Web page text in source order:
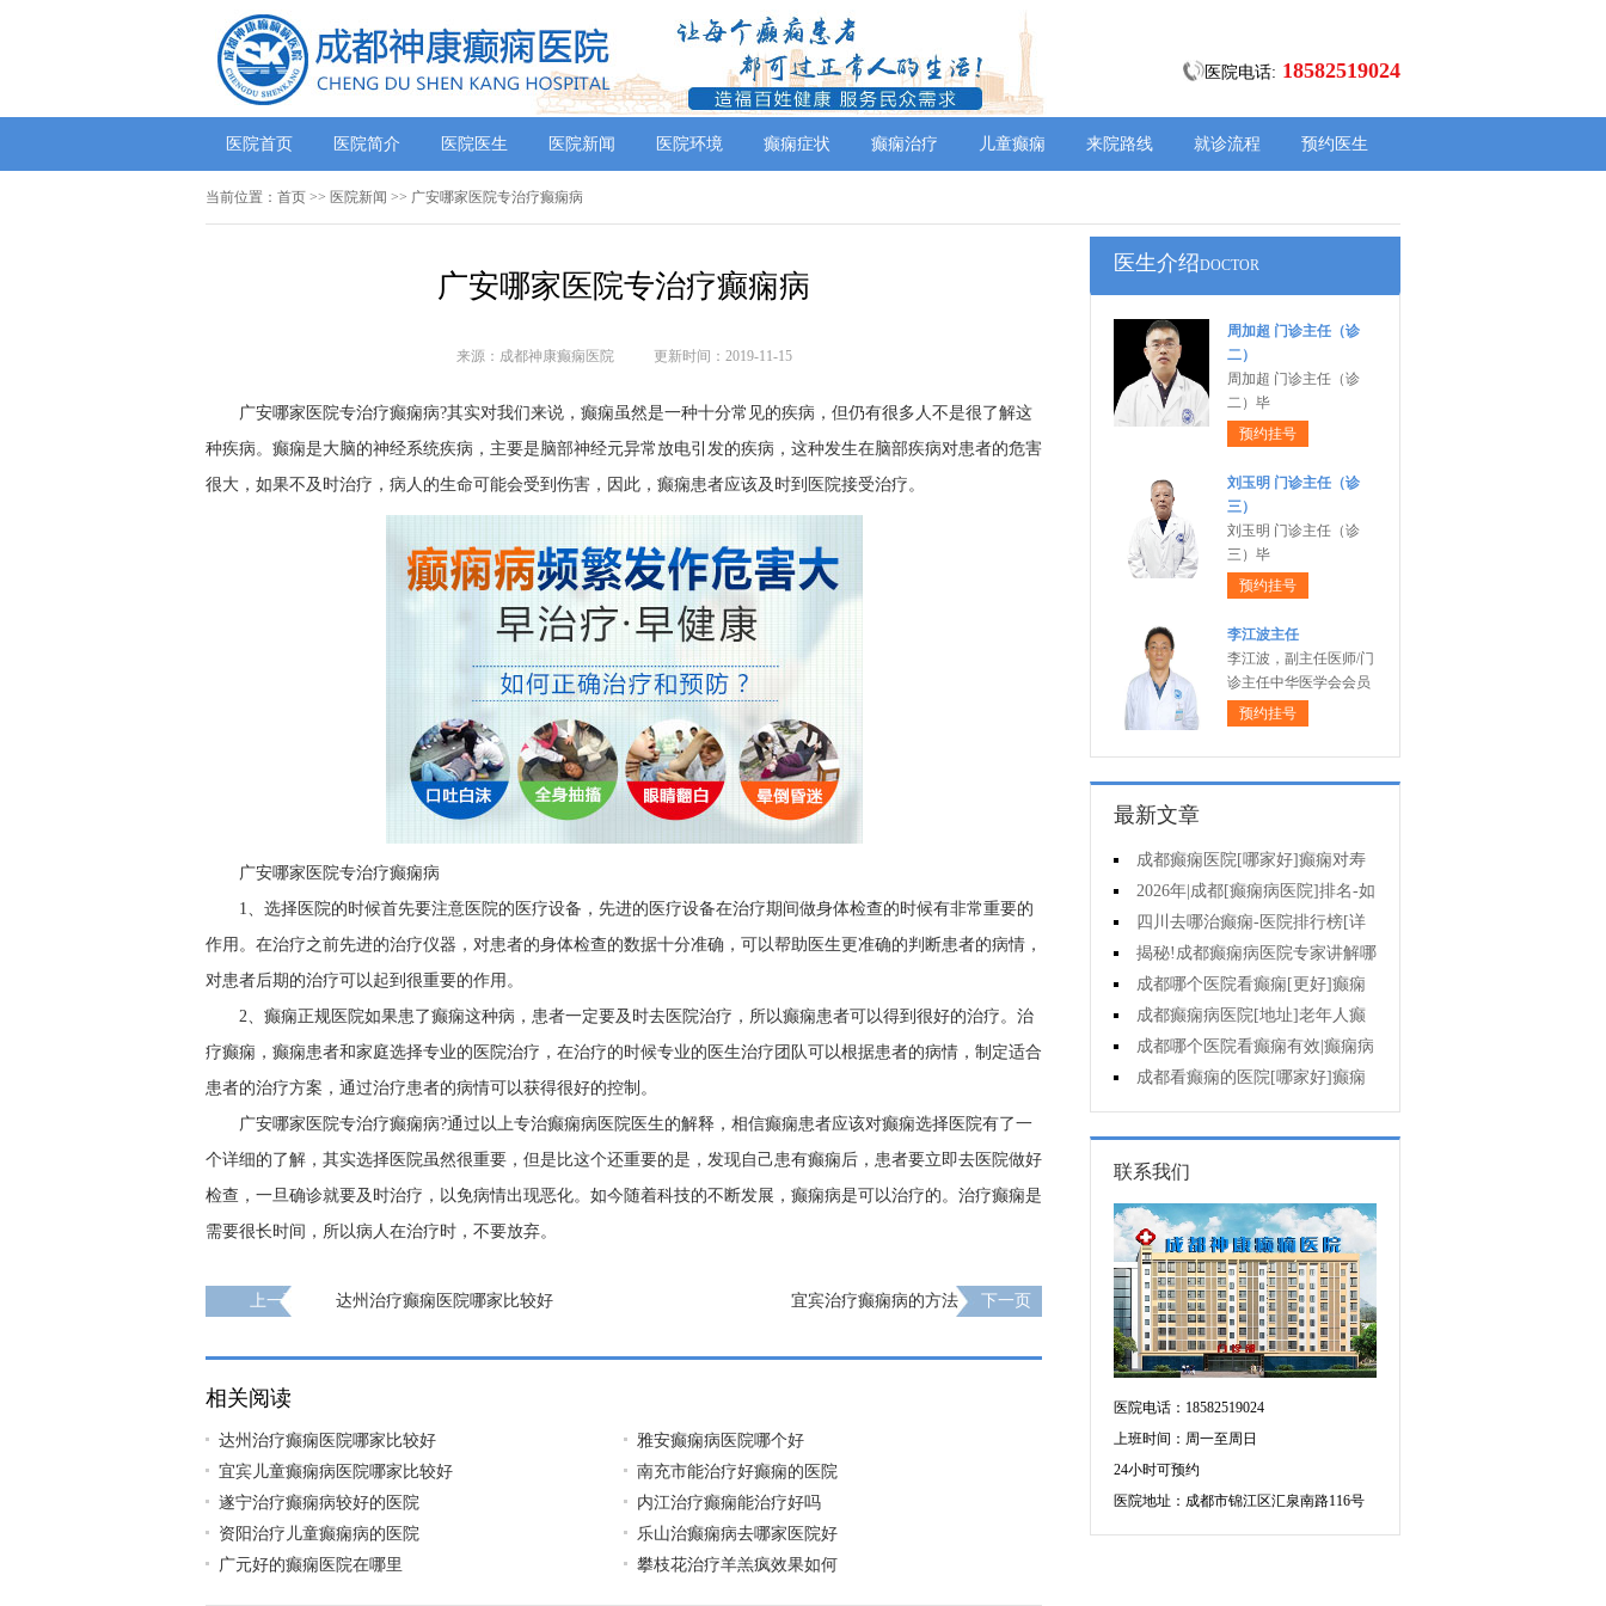
医院电话: 18582519024
医院首页 医院简介 医院医生 医院新闻 医院环境 癫痫症状 癫痫治疗 儿童癫痫 来院路线 就诊流程 预约医生
当前位置： 首页 >> 医院新闻 >> 广安哪家医院专治疗癫痫病
广安哪家医院专治疗癫痫病
来源：成都神康癫痫医院 更新时间：2019-11-15
广安哪家医院专治疗癫痫病?其实对我们来说，癫痫虽然是一种十分常见的疾病，但仍有很多人不是很了解这
种疾病。癫痫是大脑的神经系统疾病，主要是脑部神经元异常放电引发的疾病，这种发生在脑部疾病对患者的危害
很大，如果不及时治疗，病人的生命可能会受到伤害，因此，癫痫患者应该及时到医院接受治疗。
广安哪家医院专治疗癫痫病
1、选择医院的时候首先要注意医院的医疗设备，先进的医疗设备在治疗期间做身体检查的时候有非常重要的
作用。在治疗之前先进的治疗仪器，对患者的身体检查的数据十分准确，可以帮助医生更准确的判断患者的病情，
对患者后期的治疗可以起到很重要的作用。
2、癫痫正规医院如果患了癫痫这种病，患者一定要及时去医院治疗，所以癫痫患者可以得到很好的治疗。治
疗癫痫，癫痫患者和家庭选择专业的医院治疗，在治疗的时候专业的医生治疗团队可以根据患者的病情，制定适合
患者的治疗方案，通过治疗患者的病情可以获得很好的控制。
广安哪家医院专治疗癫痫病?通过以上专治癫痫病医院医生的解释，相信癫痫患者应该对癫痫选择医院有了一
个详细的了解，其实选择医院虽然很重要，但是比这个还重要的是，发现自己患有癫痫后，患者要立即去医院做好
检查，一旦确诊就要及时治疗，以免病情出现恶化。如今随着科技的不断发展，癫痫病是可以治疗的。治疗癫痫是
需要很长时间，所以病人在治疗时，不要放弃。
上一页 达州治疗癫痫医院哪家比较好 宜宾治疗癫痫病的方法 下一页
相关阅读
达州治疗癫痫医院哪家比较好
雅安癫痫病医院哪个好
宜宾儿童癫痫病医院哪家比较好
南充市能治疗好癫痫的医院
遂宁治疗癫痫病较好的医院
内江治疗癫痫能治疗好吗
资阳治疗儿童癫痫病的医院
乐山治癫痫病去哪家医院好
广元好的癫痫医院在哪里
攀枝花治疗羊羔疯效果如何
医生介绍DOCTOR
周加超 门诊主任（诊
二）
周加超 门诊主任（诊
二）毕
预约挂号
刘玉明 门诊主任（诊
三）
刘玉明 门诊主任（诊
三）毕
预约挂号
李江波主任
李江波，副主任医师/门
诊主任中华医学会会员
预约挂号
最新文章
成都癫痫医院[哪家好]癫痫对寿
命有影响吗?
2026年|成都[癫痫病医院]排名-如
何预防癫痫治疗走入误区?
四川去哪治癫痫-医院排行榜[详
细排名]小儿癫痫病要如何治疗?
揭秘!成都癫痫病医院专家讲解哪
些方法治疗癫痫好?
成都哪个医院看癫痫[更好]癫痫
为什么会诱发?
成都癫痫病医院[地址]老年人癫
痫平时要注意什么?
成都哪个医院看癫痫有效|癫痫病
人能熬夜吗?
成都看癫痫的医院[哪家好]癫痫
病人生活中如何护理?
联系我们
医院电话：18582519024
上班时间：周一至周日
24小时可预约
医院地址：成都市锦江区汇泉南路116号